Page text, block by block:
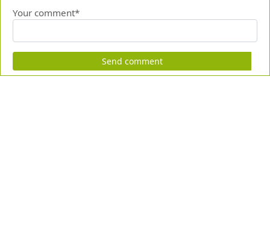
Your comment*
Send comment